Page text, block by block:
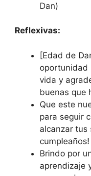
Dan)
Reflexivas:
[Edad de
oportunidad
vida y
buenas que
Que este
para seguir
alcanzar tus
cumpleaños!
Brindo por
aprendizaje